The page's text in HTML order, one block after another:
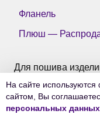
Фланель
Плюш —
Для пошива
Все ткани Тейково
На сайте
сайтом, Вы
персональных данных